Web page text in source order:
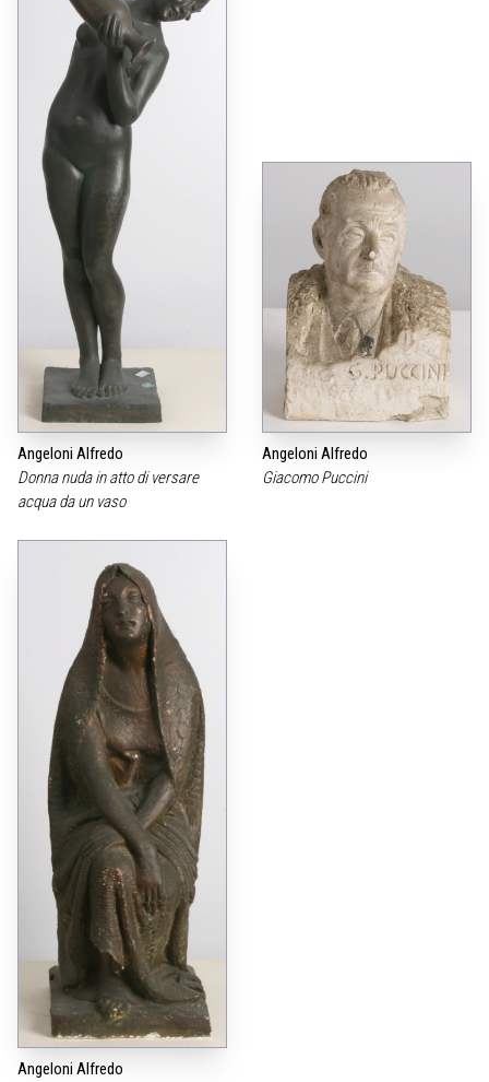
Angeloni Alfredo
Donna nuda in atto di versare
acqua da un vaso
Angeloni Alfredo
Giacomo Puccini
Angeloni Alfredo